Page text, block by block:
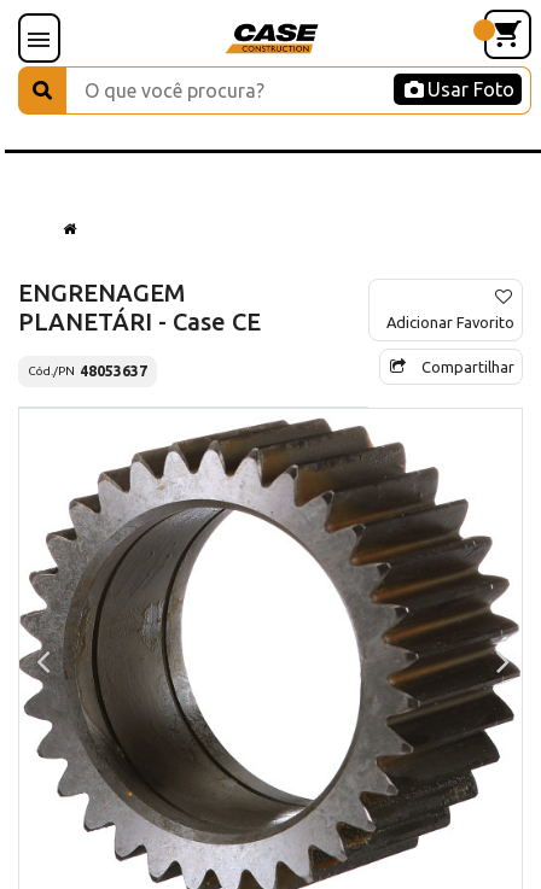
Usar Foto
ENGRENAGEM
PLANETÁRI - Case CE
Cód./PN 48053637
Adicionar Favorito
Compartilhar